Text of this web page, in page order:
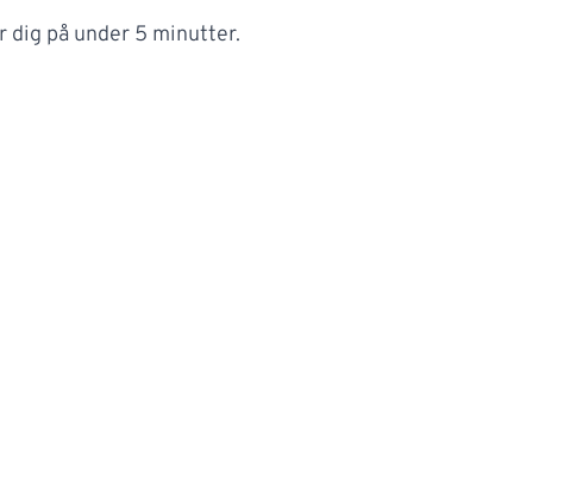
dig på under 5 minutter.